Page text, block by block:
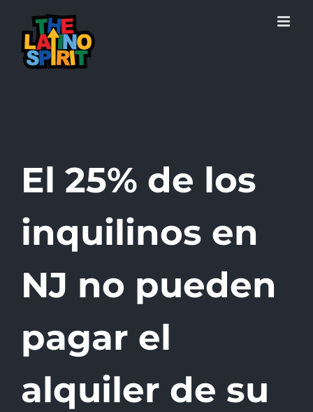
content
El 25% de los
inquilinos en
NJ no pueden
pagar el
alquiler de su